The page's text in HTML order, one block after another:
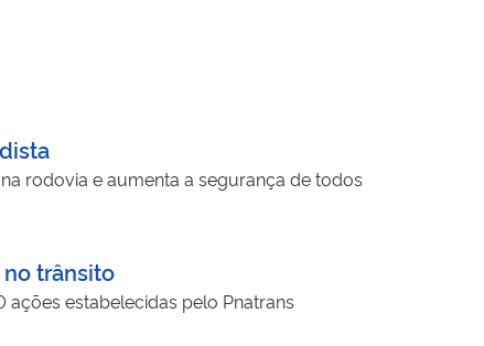
rodovia e aumenta a segurança de todos
trânsito
estabelecidas pelo Pnatrans